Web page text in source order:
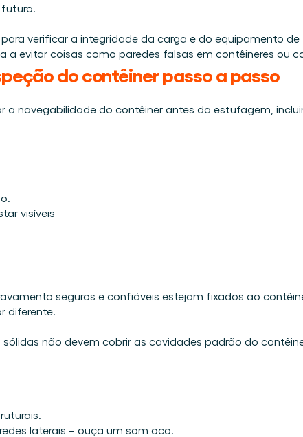
verificar a integridade da carga e do equipamento
a evitar coisas como paredes falsas em contêineres ou
do contêiner passo a passo
a navegabilidade do contêiner antes da estufagem,
visíveis
seguros e confiáveis estejam fixados ao
diferente.
não devem cobrir as cavidades padrão do
laterais – ouça um som oco.